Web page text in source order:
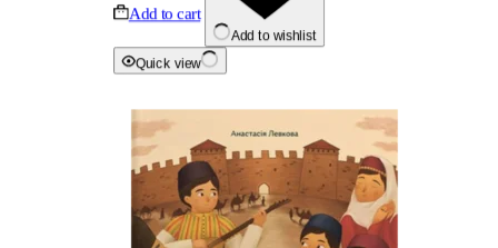
Add to cart
Add to wishlist
Quick view